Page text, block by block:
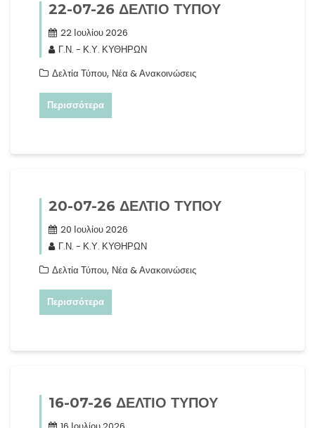
22-07-26 ΔΕΛΤΙΟ ΤΥΠΟΥ
22 Ιουλίου 2026
Γ.Ν. - Κ.Υ. ΚΥΘΗΡΩΝ
Δελτία Τύπου, Νέα & Ανακοινώσεις
Περισσότερα
20-07-26 ΔΕΛΤΙΟ ΤΥΠΟΥ
20 Ιουλίου 2026
Γ.Ν. - Κ.Υ. ΚΥΘΗΡΩΝ
Δελτία Τύπου, Νέα & Ανακοινώσεις
Περισσότερα
16-07-26 ΔΕΛΤΙΟ ΤΥΠΟΥ